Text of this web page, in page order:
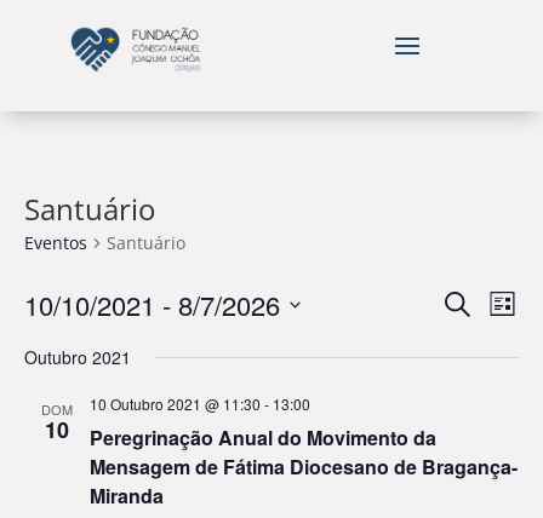
Santuário
Eventos Santuário
and
Pesquisar
Lista
10/10/2021 - 8/7/2026
data
Outubro 2021
DOM
10
10 Outubro 2021 @ 11:30 - 13:00
Peregrinação Anual do Movimento da
Mensagem de Fátima Diocesano de Bragança-
Miranda